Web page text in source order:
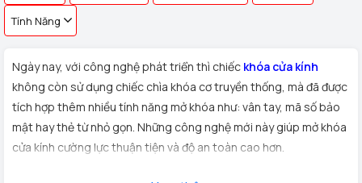
Tính Năng
Ngày nay, với công nghệ phát triển thì chiếc khóa cửa kính
không còn sử dụng chiếc chìa khóa cơ truyền thống, mà đã được
tích hợp thêm nhiều tính năng mở khóa như: vân tay, mã số bảo
mật hay thẻ từ nhỏ gọn. Những công nghệ mới này giúp mở khóa
cửa kính cường lực thuận tiện và độ an toàn cao hơn.